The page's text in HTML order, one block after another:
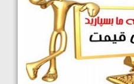
نمایندگان
سکوی تیمی